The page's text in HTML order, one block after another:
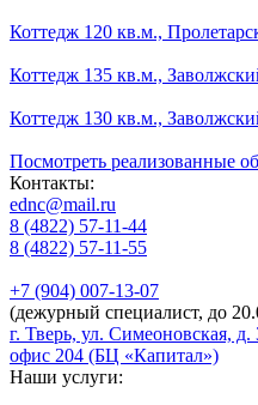
Коттедж 120 кв.м.,
Коттедж 135 кв.м.,
Коттедж 130 кв.м.,
Посмотреть реализованные
Контакты:
ednc@mail.ru
8 (4822) 57-11-44
8 (4822) 57-11-55
+7 (904) 007-13-07
(дежурный специалист, до
г. Тверь, ул. Симеоновская, д.
офис 204 (БЦ «Капитал»)
Наши услуги: